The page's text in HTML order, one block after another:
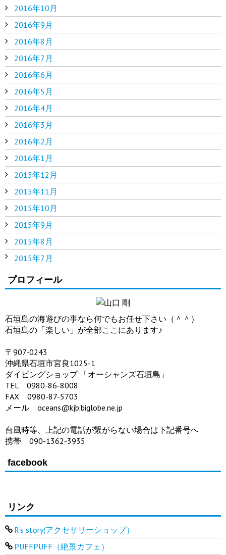
2016年10月
2016年9月
2016年8月
2016年7月
2016年6月
2016年5月
2016年4月
2016年3月
2016年2月
2016年1月
2015年12月
2015年11月
2015年10月
2015年9月
2015年8月
2015年7月
プロフィール
石垣島の海遊びの事なら何でもお任せ下さい（＾＾）
石垣島の「楽しい」が全部ここにあります♪
〒907-0243
沖縄県石垣市宮良1025-1
ダイビングショップ 「オーシャンズ石垣島」
TEL 0980-86-8008
FAX 0980-87-5703
メール oceans@kjb.biglobe.ne.jp
台風時等、上記の電話が繋がらない場合は下記番号へ
携帯 090-1362-3935
facebook
リンク
R's story(アクセサリーショップ）
PUFFPUFF（絶景カフェ）